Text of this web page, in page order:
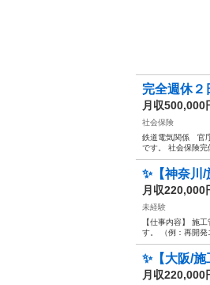
完全週休
月収500,000
社会保険
鉄道電気関係 官
です。 社会保険
✨【神奈川/
月収220,000
未経験
【仕事内容】 施
す。 （例：再開発
✨【大阪/施
月収220,000